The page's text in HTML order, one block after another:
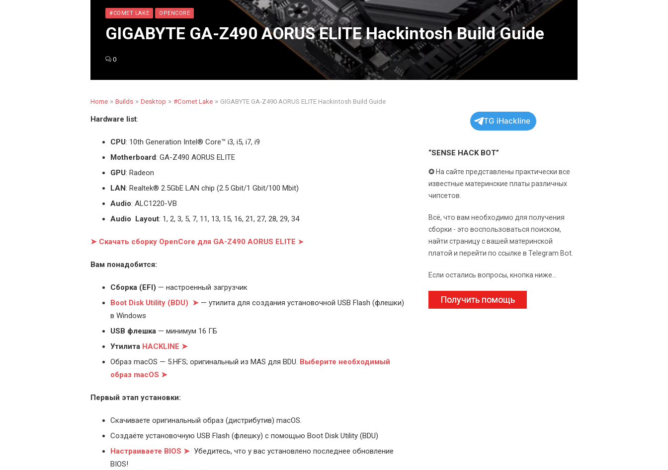
#COMET LAKE OPENCORE
GIGABYTE GA-Z490 AORUS ELITE Hackintosh Build Guide
0
Home » Builds » Desktop » #Comet Lake » GIGABYTE GA-Z490 AORUS ELITE Hackintosh Build Guide
Hardware list:
CPU: 10th Generation Intel® Core™ i3, i5, i7, i9
Motherboard: GA-Z490 AORUS ELITE
GPU: Radeon
LAN: Realtek® 2.5GbE LAN chip (2.5 Gbit/1 Gbit/100 Mbit)
Audio: ALC1220-VB
Audio Layout: 1, 2, 3, 5, 7, 11, 13, 15, 16, 21, 27, 28, 29, 34
➤ Скачать сборку OpenCore для GA-Z490 AORUS ELITE ➤
Вам понадобится:
Cборка (EFI) — настроенный загрузчик
Boot Disk Utility (BDU) ➤ — утилита для создания установочной USB Flash (флешки)
в Windows
USB флешка — минимум 16 ГБ
Утилита HACKLINE ➤
Образ macOS — 5.HFS; оригинальный из MAS для BDU. Выберите необходимый
образ macOS ➤
Первый этап установки:
Скачиваете оригинальный образ (дистрибутив) macOS.
Создаёте установочную USB Flash (флешку) с помощью Boot Disk Utility (BDU)
Настраиваете BIOS ➤ Убедитесь, что у вас установлено последнее обновление
BIOS!
TG iHackline
“SENSE HACK BOT”
✪ На сайте представлены практически все
известные материнские платы различных
чипсетов.
Всё, что вам необходимо для получения
сборки - это воспользоваться поиском,
найти страницу с вашей материнской
платой и перейти по ссылке в Telegram Bot.
Если остались вопросы, кнопка ниже...
Получить помощь